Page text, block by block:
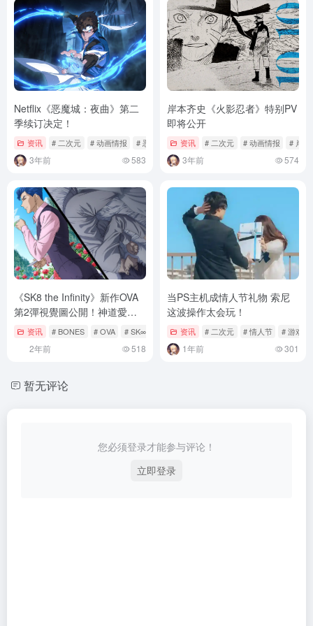
Netflix《恶魔城：夜曲》第二
季续订决定！
资讯 # 二次元 # 动画情报 # 恶魔城
3年前 583
岸本齐史《火影忍者》特别PV
即将公开
资讯 # 二次元 # 动画情报 # 岸本
3年前 574
《SK8 the Infinity》新作OVA
第2彈視覺圖公開！神道愛之
介與菊池忠亮相
资讯 # BONES # OVA # SK∞ エスケーエイト
2年前 518
当PS主机成情人节礼物 索尼
这波操作太会玩！
资讯 # 二次元 # 情人节 # 游戏
1年前 301
暂无评论
您必须登录才能参与评论！
立即登录